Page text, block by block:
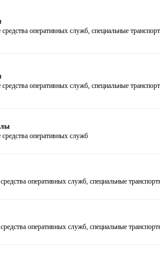
оперативных служб, специальные
оперативных служб, специальные
оперативных служб
оперативных служб, специальные
оперативных служб, специальные